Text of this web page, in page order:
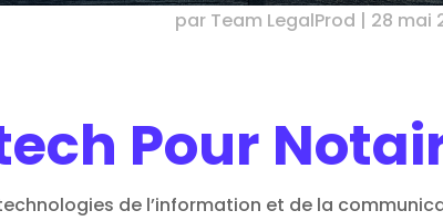
par Team LegalProd | 28 mai
Pour
de l’information et de la